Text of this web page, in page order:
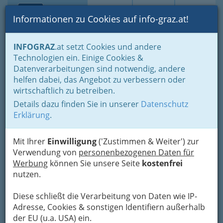
Suche Login Toggle
Informationen zu Cookies auf info-graz.at!
INFOGRAZ.at setzt Cookies und andere
Technologien ein. Einige Cookies &
Datenverarbeitungen sind notwendig, andere
helfen dabei, das Angebot zu verbessern oder
wirtschaftlich zu betreiben.
Details dazu finden Sie in unserer Datenschutz
Erklärung.
Mit Ihrer Einwilligung('Zustimmen & Weiter') zur
Verwendung von personenbezogenen Daten für
Werbung können Sie unsere Seite kostenfrei
nutzen.
Diese schließt die Verarbeitung von Daten wie IP-
Adresse, Cookies & sonstigen Identifiern außerhalb
der EU (u.a. USA) ein.
Home Lifestyle
Freizeit & Sport in der Steiermark
Wohin am Wochenende
Tier-, Wild- und Spielpark
Preding
Zehndorf 10 B, 8521 Wettmannstätten
+43 664 154 7172
Karte
Kontaktaufnahme